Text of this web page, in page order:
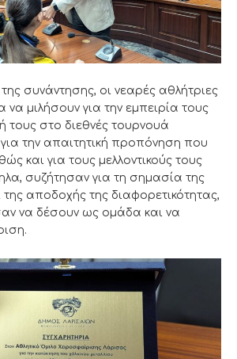
συνάντησης, οι νεαρές αθλήτριες
να μιλήσουν για την εμπειρία τους
τους στο διεθνές τουρνουά
την απαιτητική προπόνηση που
και για τους μελλοντικούς τους
συζήτησαν για τη σημασία της
της αποδοχής της διαφορετικότητας,
να δέσουν ως ομάδα και να